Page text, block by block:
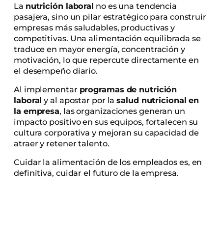
La nutrición laboral no es una tendencia
pasajera, sino un pilar estratégico para construir
empresas más saludables, productivas y
competitivas. Una alimentación equilibrada se
traduce en mayor energía, concentración y
motivación, lo que repercute directamente en
el desempeño diario.
Al implementar programas de nutrición
laboral y al apostar por lasalud nutricional en
la empresa, las organizaciones generan un
impacto positivo en sus equipos, fortalecen su
cultura corporativa y mejoran su capacidad de
atraer y retener talento.
Cuidar la alimentación de los empleados es, en
definitiva, cuidar el futuro de la empresa.